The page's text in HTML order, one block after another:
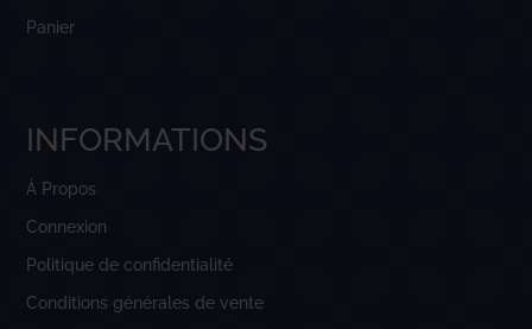
Panier
INFORMATIONS
À Propos
Connexion
Politique de confidentialité
Conditions générales de vente